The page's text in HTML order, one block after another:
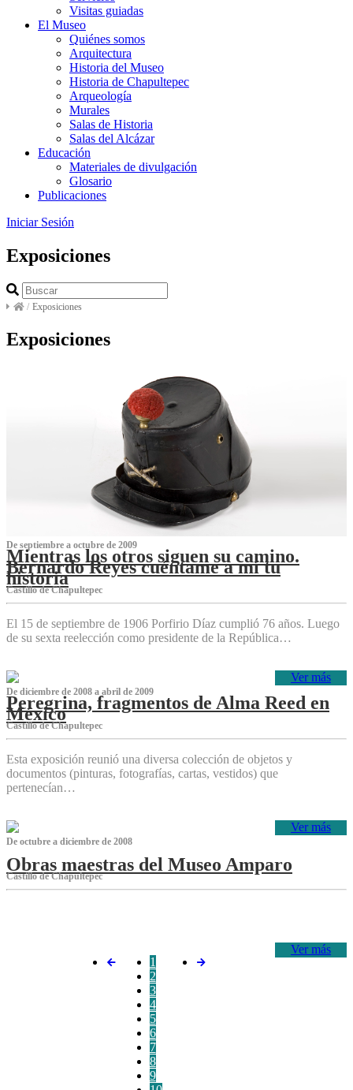
Visitas guiadas
El Museo
Quiénes somos
Arquitectura
Historia del Museo
Historia de Chapultepec
Arqueología
Murales
Salas de Historia
Salas del Alcázar
Educación
Materiales de divulgación
Glosario
Publicaciones
Iniciar Sesión
Exposiciones
/ Exposiciones
Exposiciones
De septiembre a octubre de 2009
Mientras los otros siguen su camino.
Bernardo Reyes cuéntame a mí tu
historia
Castillo de Chapultepec
El 15 de septiembre de 1906 Porfirio Díaz cumplió 76 años. Luego
de su sexta reelección como presidente de la República…
Ver más
De diciembre de 2008 a abril de 2009
Peregrina, fragmentos de Alma Reed en
México
Castillo de Chapultepec
Esta exposición reunió una diversa colección de objetos y
documentos (pinturas, fotografías, cartas, vestidos) que
pertenecían…
Ver más
De octubre a diciembre de 2008
Obras maestras del Museo Amparo
Castillo de Chapultepec
Ver más
1
2
3
4
5
6
7
8
9